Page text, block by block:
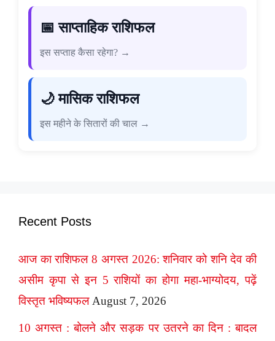
📅 साप्ताहिक राशिफल
इस सप्ताह कैसा रहेगा? →
🌙 मासिक राशिफल
इस महीने के सितारों की चाल →
Recent Posts
आज का राशिफल 8 अगस्त 2026: शनिवार को शनि देव की
असीम कृपा से इन 5 राशियों का होगा महा-भाग्योदय, पढ़ें
विस्तृत भविष्यफल August 7, 2026
10 अगस्त : बोलने और सड़क पर उतरने का दिन : बादल